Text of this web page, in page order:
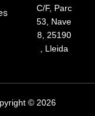
C/F, Parc
53, Nave
8, 25190
, Lleida
© 2026